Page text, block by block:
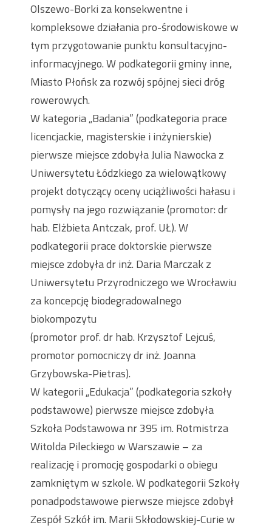
Olszewo-Borki za konsekwentne i
kompleksowe działania pro-środowiskowe w
tym przygotowanie punktu konsultacyjno-
informacyjnego. W podkategorii gminy inne,
Miasto Płońsk za rozwój spójnej sieci dróg
rowerowych.
W kategoria „Badania” (podkategoria prace
licencjackie, magisterskie i inżynierskie)
pierwsze miejsce zdobyła Julia Nawocka z
Uniwersytetu Łódzkiego za wielowątkowy
projekt dotyczący oceny uciążliwości hałasu i
pomysły na jego rozwiązanie (promotor: dr
hab. Elżbieta Antczak, prof. UŁ). W
podkategorii prace doktorskie pierwsze
miejsce zdobyła dr inż. Daria Marczak z
Uniwersytetu Przyrodniczego we Wrocławiu
za koncepcję biodegradowalnego
biokompozytu
(promotor prof. dr hab. Krzysztof Lejcuś,
promotor pomocniczy dr inż. Joanna
Grzybowska-Pietras).
W kategorii „Edukacja” (podkategoria szkoły
podstawowe) pierwsze miejsce zdobyła
Szkoła Podstawowa nr 395 im. Rotmistrza
Witolda Pileckiego w Warszawie – za
realizację i promocję gospodarki o obiegu
zamkniętym w szkole. W podkategorii Szkoły
ponadpodstawowe pierwsze miejsce zdobył
Zespół Szkół im. Marii Skłodowskiej-Curie w